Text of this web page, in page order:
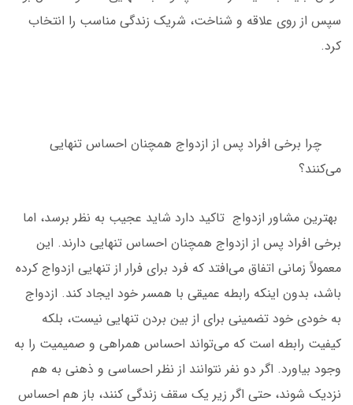
سپس از روی علاقه و شناخت، شریک زندگی مناسب را انتخاب
کرد.
چرا برخی افراد پس از ازدواج همچنان احساس تنهایی
می‌کنند؟
بهترین مشاور ازدواج تاکید دارد شاید عجیب به نظر برسد، اما
برخی افراد پس از ازدواج همچنان احساس تنهایی دارند. این
معمولاً زمانی اتفاق می‌افتد که فرد برای فرار از تنهایی ازدواج کرده
باشد، بدون اینکه رابطه عمیقی با همسر خود ایجاد کند. ازدواج
به خودی خود تضمینی برای از بین بردن تنهایی نیست، بلکه
کیفیت رابطه است که می‌تواند احساس همراهی و صمیمیت را به
وجود بیاورد. اگر دو نفر نتوانند از نظر احساسی و ذهنی به هم
نزدیک شوند، حتی اگر زیر یک سقف زندگی کنند، باز هم احساس